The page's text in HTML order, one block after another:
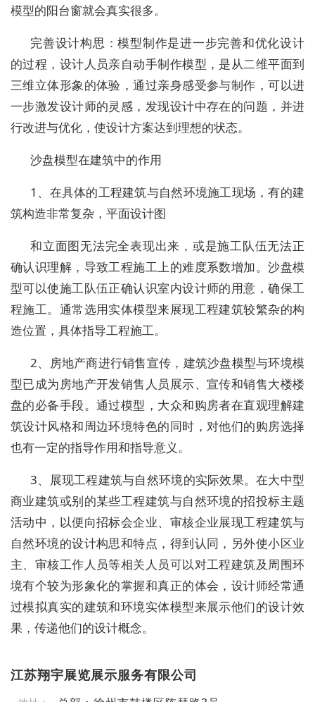
模型的阳台窗就会真实很多。
完善设计构思：模型制作是进一步完善和优化设计
的过程，设计人员亲自动手制作模型，是从二维平面到
三维立体形象的体验，通过亲身感受参与制作，可以进
一步激发设计师的灵感，发现设计中存在的问题，并进
行改进与优化，使设计方案达到理想的状态。
沙盘模型在建筑中的作用
1、在具体的工程建筑与自然环境施工现场，有的建
筑构造非常复杂，平面设计图
和立面图无法完全表现出来，或是施工队伍无法正
确认识理解，导致工程施工上的难度系数增加。沙盘模
型可以使施工队伍正确认识室内设计师的用意，确保工
程施工。通常选用实体模型来展现工程建筑较繁杂的构
造位置，具体指导工程施工。
2、房地产商进行销售宣传，建筑沙盘模型与环境模
型已成为房地产开发销售人员展示、宣传和销售大楼楼
盘的必备手段。通过模型，大众和购房者在直观理解建
筑设计风格和周边环境特色的同时，对他们的购房选择
也有一定的指导作用和指导意义。
3、展现工程建筑与自然环境的实际效果。在大中型
商业建筑或别的某些工程建筑与自然环境的招投标主题
活动中，以便向招标会企业、审核企业展现工程建筑与
自然环境的设计构思和特点，得到认同，另外使小区业
主、审核工作人员等相关人员可以对工程建筑及周围环
境有个较为形象化的掌握和真正的体会，设计师经常通
过模拟真实的建筑和环境实体模型来展示他们的设计效
果，传递他们的设计概念。
江苏翔宇展览展示服务有限公司